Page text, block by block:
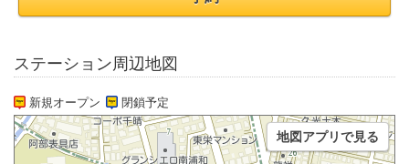
ステーション周辺地図
新規オープン 閉鎖予定
地図アプリで見る